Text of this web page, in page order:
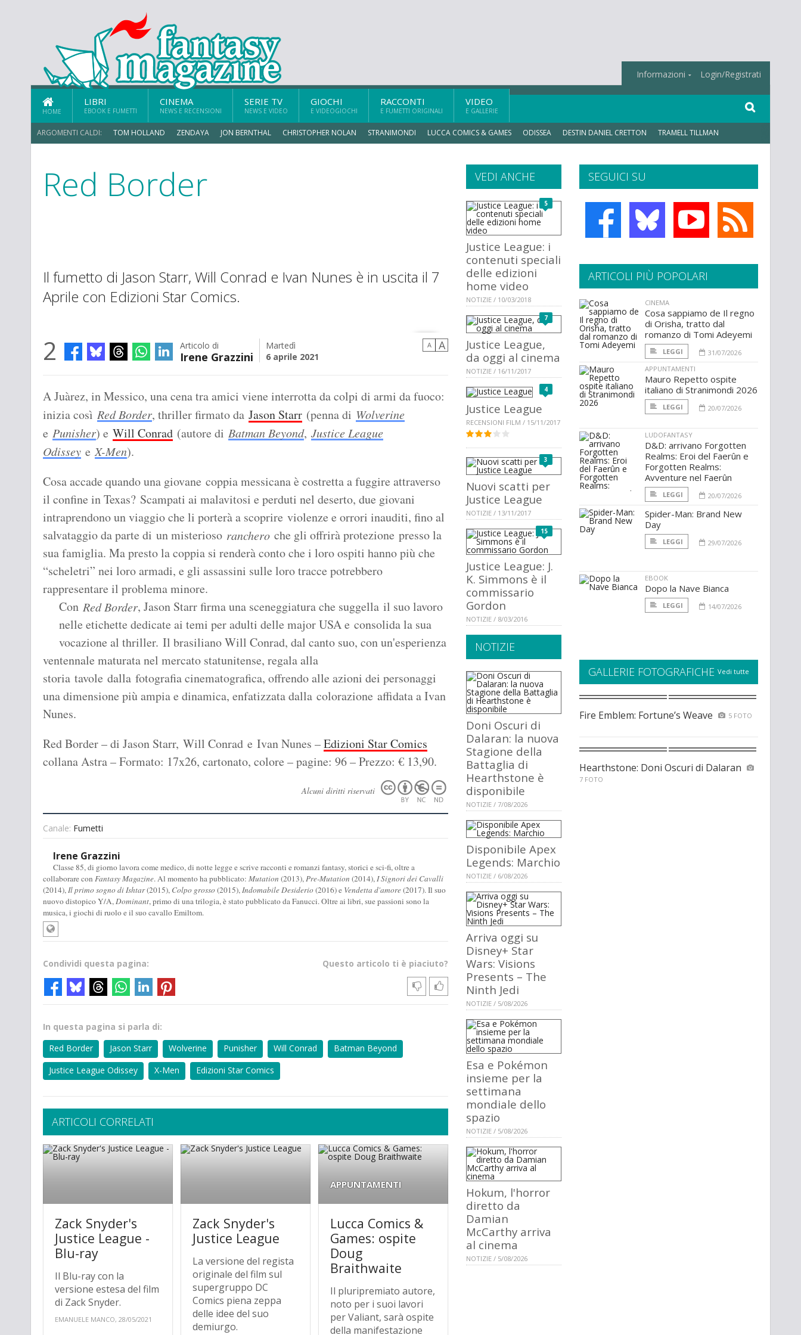
Informazioni Login/Registrati
HOME
LIBRI
EBOOK E FUMETTI
CINEMA
NEWS E RECENSIONI
SERIE TV
NEWS E VIDEO
GIOCHI
E VIDEOGIOCHI
RACCONTI
E FUMETTI ORIGINALI
VIDEO
E GALLERIE
ARGOMENTI CALDI: TOM HOLLAND ZENDAYA JON BERNTHAL CHRISTOPHER NOLAN STRANIMONDI LUCCA COMICS & GAMES ODISSEA DESTIN DANIEL CRETTON TRAMELL TILLMAN
Red Border
Il fumetto di Jason Starr, Will Conrad e Ivan Nunes è in uscita il 7
Aprile con Edizioni Star Comics.
2 Articolo di
Irene Grazzini
Martedì
6 aprile 2021
A A
A Juàrez, in Messico, una cena tra amici viene interrotta da colpi di armi da fuoco:
inizia così Red Border, thriller firmato da Jason Starr (penna di Wolverine
e Punisher) e Will Conrad (autore di Batman Beyond, Justice League
Odissey eX-Men).
Cosa accade quando una giovane coppia messicana è costretta a fuggire attraverso
il confine in Texas? Scampati ai malavitosi e perduti nel deserto, due giovani
intraprendono un viaggio che li porterà a scoprire violenze e orrori inauditi, fino al
salvataggio da parte di un misterioso ranchero che gli offrirà protezione presso la
sua famiglia. Ma presto la coppia si renderà conto che i loro ospiti hanno più che
“scheletri” nei loro armadi, e gli assassini sulle loro tracce potrebbero
rappresentare il problema minore.
Con Red Border, Jason Starr firma una sceneggiatura che suggella il suo lavoro
nelle etichette dedicate ai temi per adulti delle major USA e consolida la sua
vocazione al thriller. Il brasiliano Will Conrad, dal canto suo, con un'esperienza
ventennale maturata nel mercato statunitense, regala alla
storia tavole dalla fotografia cinematografica, offrendo alle azioni dei personaggi
una dimensione più ampia e dinamica, enfatizzata dalla colorazione affidata a Ivan
Nunes.
Red Border – di Jason Starr, Will Conrad e Ivan Nunes –Edizioni Star Comics
collana Astra – Formato: 17x26, cartonato, colore – pagine: 96 – Prezzo: € 13,90.
Alcuni diritti riservati
Canale: Fumetti
Irene Grazzini
Classe 85, di giorno lavora come medico, di notte legge e scrive racconti e romanzi fantasy, storici e sci-fi, oltre a
collaborare con Fantasy Magazine. Al momento ha pubblicato: Mutation (2013),Pre-Mutation (2014),I Signori dei Cavalli
(2014),Il primo sogno di Ishtar(2015), Colpo grosso (2015),Indomabile Desiderio (2016) e Vendetta d'amore(2017). Il suo
nuovo distopico Y/A,Dominant, primo di una trilogia, è stato pubblicato da Fanucci. Oltre ai libri, sue passioni sono la
musica, i giochi di ruolo e il suo cavallo Emiltom.
Questo articolo ti è piaciuto?
Condividi questa pagina:
In questa pagina si parla di:
Red Border
Jason Starr Wolverine Punisher Will Conrad
Batman Beyond
Justice League Odissey
X-Men Edizioni Star Comics
ARTICOLI CORRELATI
Zack Snyder's
Justice League -
Blu-ray
Il Blu-ray con la
versione estesa del film
di Zack Snyder.
EMANUELE MANCO, 28/05/2021
Zack Snyder's
Justice League
La versione del regista
originale del film sul
supergruppo DC
Comics piena zeppa
delle idee del suo
demiurgo.
APPUNTAMENTI
Lucca Comics &
Games: ospite
Doug
Braithwaite
Il pluripremiato autore,
noto per i suoi lavori
per Valiant, sarà ospite
della manifestazione
SEGUICI SU
VEDI ANCHE
5
Justice League: i
contenuti speciali
delle edizioni
home video
NOTIZIE / 10/03/2018
7
Justice League,
da oggi al cinema
NOTIZIE / 16/11/2017
4
Justice League
RECENSIONI FILM / 15/11/2017
3
Nuovi scatti per
Justice League
NOTIZIE / 13/11/2017
15
Justice League: J.
K. Simmons è il
commissario
Gordon
NOTIZIE / 8/03/2016
NOTIZIE
Doni Oscuri di
Dalaran: la nuova
Stagione della
Battaglia di
Hearthstone è
disponibile
NOTIZIE / 7/08/2026
Disponibile Apex
Legends: Marchio
NOTIZIE / 6/08/2026
Arriva oggi su
Disney+ Star
Wars: Visions
Presents – The
Ninth Jedi
NOTIZIE / 5/08/2026
Esa e Pokémon
insieme per la
settimana
mondiale dello
spazio
NOTIZIE / 5/08/2026
Hokum, l'horror
diretto da
Damian
McCarthy arriva
al cinema
NOTIZIE / 5/08/2026
ARTICOLI PIÙ POPOLARI
CINEMA
Cosa sappiamo de Il regno
di Orisha, tratto dal
romanzo di Tomi Adeyemi
LEGGI
31/07/2026
APPUNTAMENTI
Mauro Repetto ospite
italiano di Stranimondi 2026
LEGGI 20/07/2026
LUDOFANTASY
D&D: arrivano Forgotten
Realms: Eroi del Faerûn e
Forgotten Realms:
Avventure nel Faerûn
LEGGI 20/07/2026
Spider-Man: Brand New
Day
LEGGI 29/07/2026
EBOOK
Dopo la Nave Bianca
LEGGI 14/07/2026
GALLERIE FOTOGRAFICHE Vedi tutte
Fire Emblem: Fortune’s Weave 5 FOTO
Hearthstone: Doni Oscuri di Dalaran
7 FOTO